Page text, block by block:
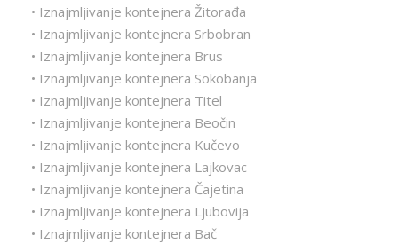
• Iznajmljivanje kontejnera Žitorađa
• Iznajmljivanje kontejnera Srbobran
• Iznajmljivanje kontejnera Brus
• Iznajmljivanje kontejnera Sokobanja
• Iznajmljivanje kontejnera Titel
• Iznajmljivanje kontejnera Beočin
• Iznajmljivanje kontejnera Kučevo
• Iznajmljivanje kontejnera Lajkovac
• Iznajmljivanje kontejnera Čajetina
• Iznajmljivanje kontejnera Ljubovija
• Iznajmljivanje kontejnera Bač